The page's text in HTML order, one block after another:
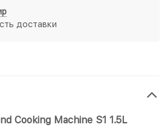
доставки
Cooking Machine S1 1.5L